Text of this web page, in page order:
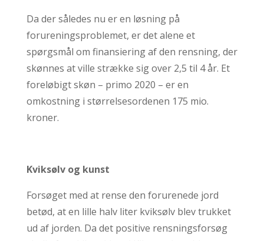
Da der således nu er en løsning på
forureningsproblemet, er det alene et
spørgsmål om finansiering af den rensning, der
skønnes at ville strække sig over 2,5 til 4 år. Et
foreløbigt skøn – primo 2020 – er en
omkostning i størrelsesordenen 175 mio.
kroner.
Kviksølv og kunst
Forsøget med at rense den forurenede jord
betød, at en lille halv liter kviksølv blev trukket
ud af jorden. Da det positive rensningsforsøg